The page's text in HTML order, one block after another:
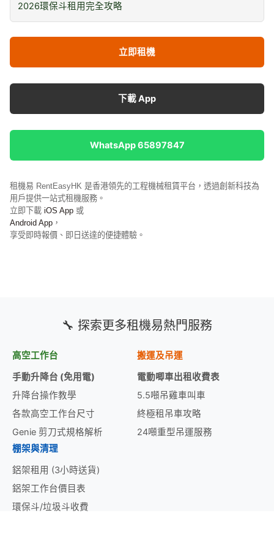
2026環保斗租用完全攻略
立即租機
下載 App
WhatsApp 65897847
租機易 RentEasyHK 是香港領先的工程機械租賃平台，透過創新科技為
用戶提供一站式租機服務。
立即下載 iOS App 或
Android App ，
享受即時報價、即日送達的便捷體驗。
🔧 探索更多租機易熱門服務
高空工作台
手動升降台 (免用電)
升降台操作教學
各款高空工作台尺寸
Genie 剪刀式規格解析
搬運及吊運
電動唧車出租收費表
5.5噸吊雞車叫車
終極租吊車攻略
24噸重型吊運服務
棚架與清理
鋁架租用 (3小時送貨)
鋁架工作台價目表
環保斗/垃圾斗收費